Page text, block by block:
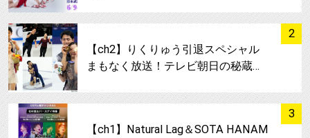
2
サムネイル
【ch2】りくりゅう引退スペシャル
まもなく放送！テレビ朝日の秘蔵…
3
【ch1】Natural Lag＆SOTA HANAM